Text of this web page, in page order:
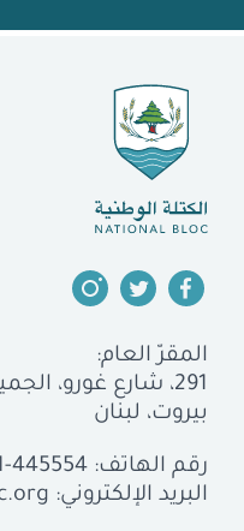
المقرّ العام:
291، شارع غورو، الجميزة
بيروت، لبنان
رقم الهاتف: 445554
البريد الإلكتروني: